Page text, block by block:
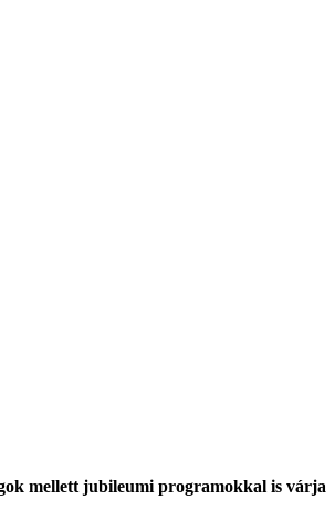
mellett jubileumi programokkal is várja